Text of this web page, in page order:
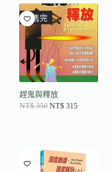
已售完
趕鬼與釋放
NT$350 NT$ 315